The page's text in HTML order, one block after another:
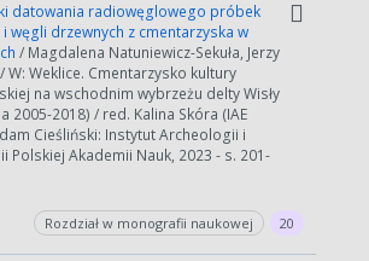
datowania radiowęglowego próbek
węgli drzewnych z cmentarzyska w
/ Magdalena Natuniewicz-Sekuła, Jerzy
W: Weklice. Cmentarzysko kultury
na wschodnim wybrzeżu delty Wisły
2005-2018) / red. Kalina Skóra (IAE
Cieśliński: Instytut Archeologii i
Polskiej Akademii Nauk, 2023 - s. 201-
Rozdział w monografii naukowej 20